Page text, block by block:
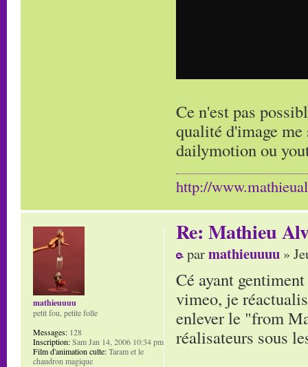
Ce n'est pas
qualité d'image
dailymotion ou
http://
Re: Mathieu
parmathieuuuu »
Cé ayant
vimeo, je
enlever le "from
réalisateurs sous
mathieuuuu
petit fou, petite folle
Messages: 128
Inscription:Sam Jan 14, 2006 10:34 pm
Film d'animation culte:Taram et le
chaudron magique